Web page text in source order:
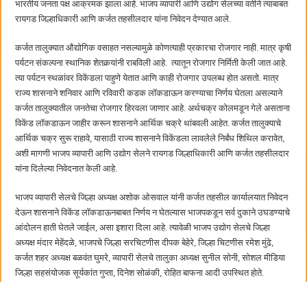
छत्रपती शिवाजी महाराज महाराजस्व समाधान शिबिरास पनवेलमध्ये उत्स्फूर्त प्रतिसाद
भारतीय जनता पक्ष आक्रमक झाला आहे. भाजप व्यापारी आणि उद्योग सेलच्या वतीने त्याबाबत
रायगड जिल्हाधिकारी आणि कर्जत तहसीलदार यांना निवेदन देण्यात आले.
कर्जत तालुक्यात औद्योगिक वसाहत नसल्यामुळे कोणत्याही प्रकारचा रोजगार नाही. मात्र कृषी
पर्यटन संकल्पना स्थानिक शेतकर्‍यांनी राबविली आहे. त्यातून रोजगार निर्मिती केली जात आहे.
त्या पर्यटन स्थळांवर विकेंडला पाहुणे येतात आणि काही रोजगार उपलब्ध होत असतो. मात्र
राज्य शासनाने शनिवार आणि रविवारी कडक लॉकडाऊन करण्याचा निर्णय घेतला असल्याने
कर्जत तालुक्यातील जनतेचा रोजगार हिरवला जाणार आहे. अर्थचक्र कोलमडून गेले असताना
विकेंड लॉकडाऊन जाहीर करून शासनाने आर्थिक चक्रे थांबवली आहेत. कर्जत तालुक्याचे
आर्थिक चक्र सुरू राहावे, यासाठी राज्य शासनाने विकेंडला लावलेले निर्बंध शिथिल करावेत,
अशी मागणी भाजप व्यापारी आणि उद्योग सेलने रायगड जिल्हाधिकारी आणि कर्जत तहसीलदार
यांना दिलेल्या निवेदनात केली आहे.
भाजप व्यापारी सेलचे जिल्हा अध्यक्ष अशोक ओसवाल यांनी कर्जत तहसील कार्यालयात निवेदन
देऊन शासनाने विकेंड लॉकडाऊनबाबत निर्णय न घेतल्यास भाजपकडून सर्व दुकाने उघडण्याचे
आंदोलन हाती घेतले जाईल, असा इशारा दिला आहे. त्यावेळी भाजप उद्योग सेलचे जिल्हा
अध्यक्ष मंदार मेहेंदळे, भाजपचे जिल्हा सरचिटणीस दीपक बेहेरे, जिल्हा चिटणीस रमेश मुंढे,
कर्जत शहर अध्यक्ष बळवंत घुमरे, व्यापारी सेलचे तालुका अध्यक्ष सुनील सोनी, सोशल मीडिया
जिल्हा सहसंयोजक सूर्यकांत गुप्ता, दिनेश सोळंकी, रोहित बाफना आदी उपस्थित होते.